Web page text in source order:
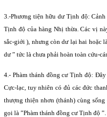
3.-Phương tiện hữu dư Tịnh độ:
Tịnh độ của hàng Nhị thừa. Các vị
sắc-giới ), nhưng còn dư lại hai hoặc
dư ” tức là chưa phải hoàn toàn cứu-
4.- Phàm thánh đồng cư Tịnh độ:
Cực-lạc, tuy nhiên có đủ các đức
thượng thiện nhơn (thánh) cùng
gọi là ”Phàm thánh đồng cư Tịnh độ ”.